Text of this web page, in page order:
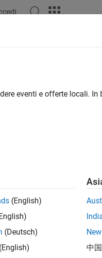
useful was this information?
eventi e offerte locali. In
(English)
(Deutsch)
(English)
中国